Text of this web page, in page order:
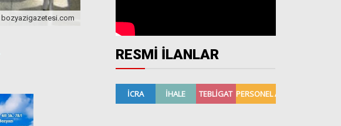
bozyazigazetesi.com
RESMİ İLANLAR